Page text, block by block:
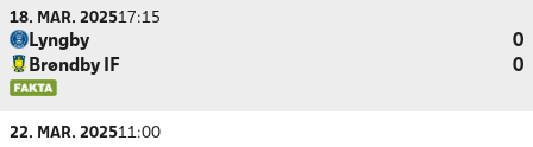
18. MAR. 202517:15
Lyngby
0
Brøndby IF
0
22. MAR. 202511:00